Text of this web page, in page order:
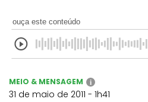
ouça este conteúdo
MEIO & MENSAGEM i
31 de maio de 2011 - 1h41